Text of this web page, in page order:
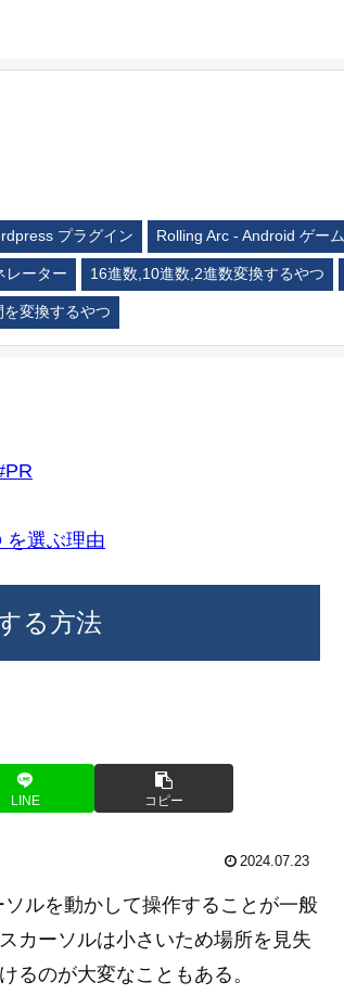
プラグイン Rolling Arc - Android ゲーム
レーター 16進数,10進数,2進数変換するやつ
を変換するやつ
を選ぶ理由
る方法
LINE コピー
2024.07.23
ルを動かして操作することが一般
カーソルは小さいため場所を見失
るのが大変なこともある。